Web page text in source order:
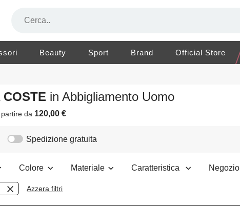
Beauty Sport Brand Official Store
COSTE in Abbigliamento Uomo
da 120,00 €
Spedizione gratuita
Colore Materiale Caratteristica Negozio
Azzera filtri